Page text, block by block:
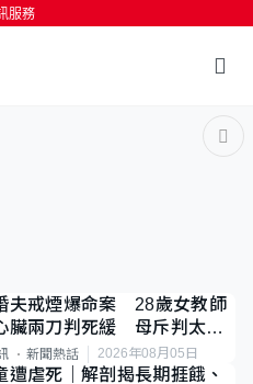
服務
夫戒煙爆命案 28歲女教師
臟兩刀判死緩 母斥判太重
新聞熱話 2026年08月05日
遭虐死｜解剖揭長期捱餓、